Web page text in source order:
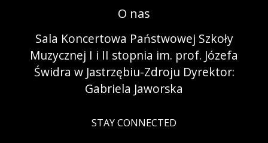
O nas
Sala Koncertowa Państwowej Szkoły
Muzycznej I i II stopnia im. prof. Józefa
Świdra w Jastrzębiu-Zdroju Dyrektor:
Gabriela Jaworska
STAY CONNECTED